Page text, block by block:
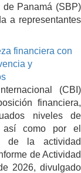
Panamá (SBP)
a representantes
financiera con
y
(CBI)
financiera,
niveles de
así como por el
de la actividad
de Actividad
2026, divulgado